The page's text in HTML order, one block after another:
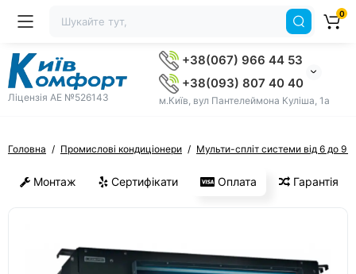
Ліцензія AE №526143
+38(067) 966 44 53
+38(093) 807 40 40
м.Київ, вул Пантелеймона Куліша, 1а
0
Головна Промислові кондиціонери Мульти-спліт системи від 6 до 9
Монтаж Сертифікати Оплата Гарантія